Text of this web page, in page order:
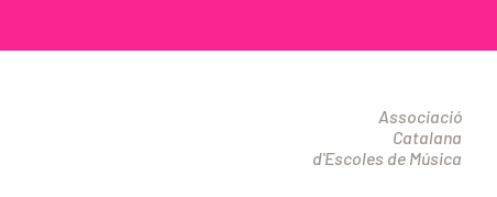
Associació
Catalana
d'Escoles de Música